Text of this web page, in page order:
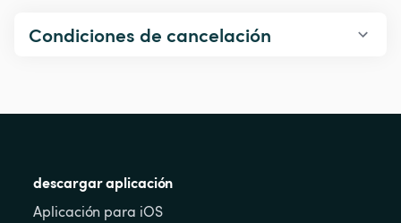
Condiciones de cancelación
descargar aplicación
Aplicación para iOS